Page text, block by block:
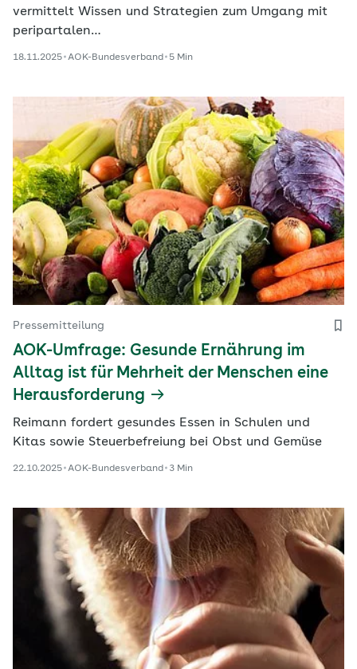
vermittelt Wissen und Strategien zum Umgang mit
peripartalen…
18.11.2025 AOK-Bundesverband 5 Min
Pressemitteilung
AOK-Umfrage: Gesunde Ernährung im
Alltag ist für Mehrheit der Menschen eine
Herausforderung
Reimann fordert gesundes Essen in Schulen und
Kitas sowie Steuerbefreiung bei Obst und Gemüse
22.10.2025 AOK-Bundesverband 3 Min